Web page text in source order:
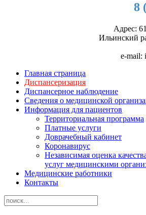
8
Адрес:
Ильинский
e-mail:
Главная страница
Диспансеризация
Диспансерное наблюдение
Сведения о медицинской
Информация для пациентов
Территориальная программа
Платные услуги
Доврачебный кабинет
Коронавирус
Независимая оценка
услуг медицинскими
Медицинские работники
Контакты